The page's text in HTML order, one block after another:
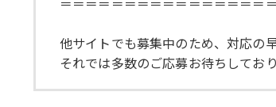
他サイトでも募集中のため、対応の
それでは多数のご応募お待ちしており